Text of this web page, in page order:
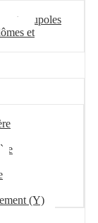
et coupoles
et
(Y)